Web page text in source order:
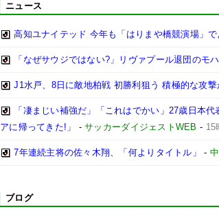
ニュース
高知ユナイテッド 今年も「はりまや橋競演場」
「なぜサウジではない?」リヴァプール退団のモ
J1水戸、8日に敵地柏戦 初勝利狙う 積極的な攻撃
「凄まじい補強だ」「これはでかい」27歳日本
アに帰ってきた!」
-サッカーダイジェストWEB - 15
7年連続主将の佐々木翔、「何よりタイトル」 -
ブログ